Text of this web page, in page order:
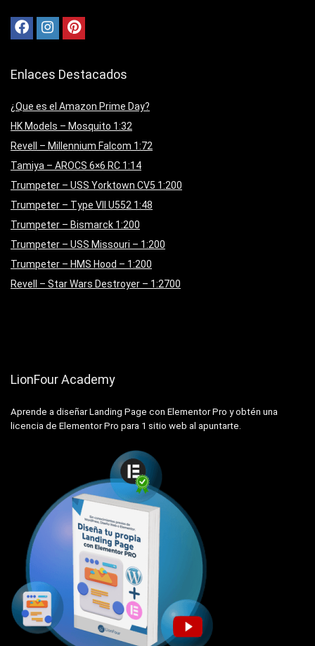
Enlaces Destacados
¿Que es el Amazon Prime Day?
HK Models – Mosquito 1:32
Revell – Millennium Falcom 1:72
Tamiya – AROCS 6×6 RC 1:14
Trumpeter – USS Yorktown CV5 1:200
Trumpeter – Type VII U552 1:48
Trumpeter – Bismarck 1:200
Trumpeter – USS Missouri – 1:200
Trumpeter – HMS Hood – 1:200
Revell – Star Wars Destroyer – 1:2700
LionFour Academy
Aprende a diseñar Landing Page con Elementor Pro y obtén una
licencia de Elementor Pro para 1 sitio web al apuntarte.